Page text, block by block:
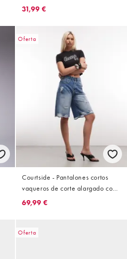
31,99 €
Oferta
Courtside - Pantalones cortos
vaqueros de corte alargado con
lavado azul medio y diseño
69,99 €
Oferta